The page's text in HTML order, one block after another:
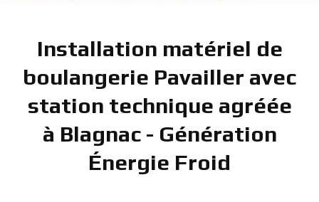
Installation matériel de
boulangerie Pavailler avec
station technique agréée
à Blagnac - Génération
Énergie Froid